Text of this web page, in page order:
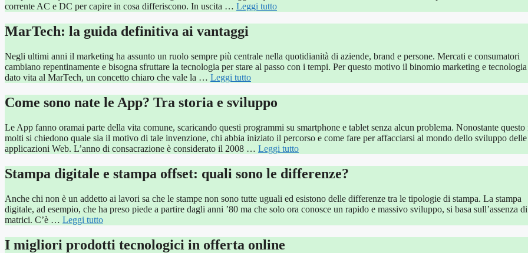
corrente AC e DC per capire in cosa differiscono. In uscita … Leggi tutto
MarTech: la guida definitiva ai vantaggi
Negli ultimi anni il marketing ha assunto un ruolo sempre più centrale nella quotidianità di aziende, brand e persone. Mercati e consumatori
cambiano repentinamente e bisogna sfruttare la tecnologia per stare al passo con i tempi. Per questo motivo il binomio marketing e tecnologia
dato vita al MarTech, un concetto chiaro che vale la … Leggi tutto
Come sono nate le App? Tra storia e sviluppo
Le App fanno oramai parte della vita comune, scaricando questi programmi su smartphone e tablet senza alcun problema. Nonostante questo
molti si chiedono quale sia il motivo di tale invenzione, chi abbia iniziato il percorso e come fare per affacciarsi al mondo dello sviluppo delle
applicazioni Web. L’anno di consacrazione è considerato il 2008 … Leggi tutto
Stampa digitale e stampa offset: quali sono le differenze?
Anche chi non è un addetto ai lavori sa che le stampe non sono tutte uguali ed esistono delle differenze tra le tipologie di stampa. La stampa
digitale, ad esempio, che ha preso piede a partire dagli anni ’80 ma che solo ora conosce un rapido e massivo sviluppo, si basa sull’assenza di
matrici. C’è … Leggi tutto
I migliori prodotti tecnologici in offerta online